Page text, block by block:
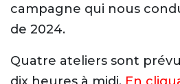
campagne qui nous
de 2024.
Quatre ateliers sont
dix heures à midi. En